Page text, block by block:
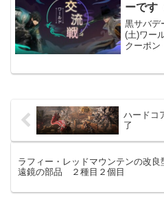
ーです
黒サバデ
(土)ワー
クーポン
ハードコ
了
ラフィー・レッドマウンテンの改良
遠鏡の部品 ２種目２個目